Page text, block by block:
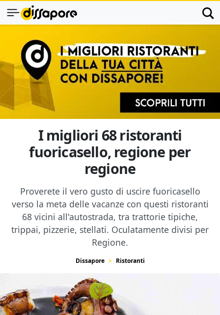
I migliori 68 ristoranti
fuoricasello, regione per
regione
Proverete il vero gusto di uscire fuoricasello
verso la meta delle vacanze con questi ristoranti
68 vicini all'autostrada, tra trattorie tipiche,
trippai, pizzerie, stellati. Oculatamente divisi per
Regione.
Dissapore Ristoranti